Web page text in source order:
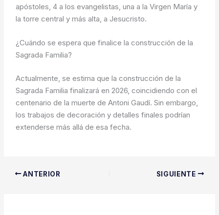
apóstoles, 4 a los evangelistas, una a la Virgen María y
la torre central y más alta, a Jesucristo.
¿Cuándo se espera que finalice la construcción de la
Sagrada Familia?
Actualmente, se estima que la construcción de la
Sagrada Familia finalizará en 2026, coincidiendo con el
centenario de la muerte de Antoni Gaudí. Sin embargo,
los trabajos de decoración y detalles finales podrían
extenderse más allá de esa fecha.
ANTERIOR SIGUIENTE